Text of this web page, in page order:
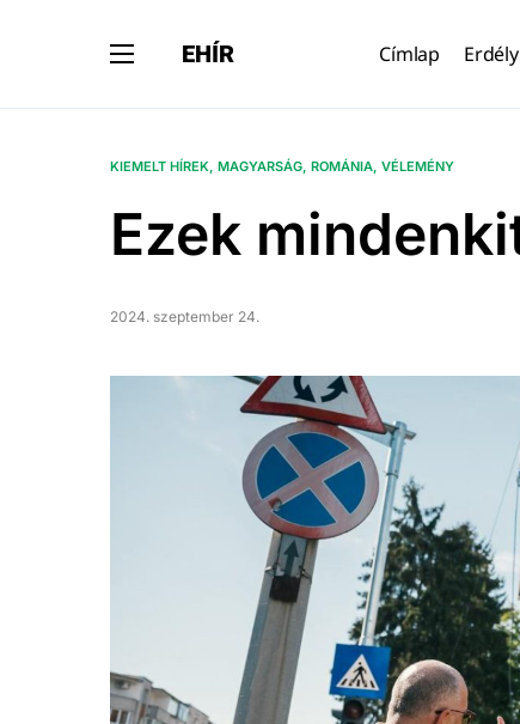
EHÍR Címlap Erdély
KIEMELT HÍREK MAGYARSÁG ROMÁNIA VÉLEMÉNY
Ezek
2024. szeptember 24.